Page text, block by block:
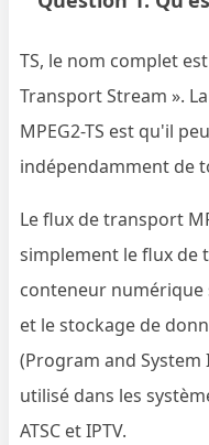
TS, le nom complet
Transport Stream ».
MPEG2-TS est qu'il
indépendamment de
Le flux de transport
simplement le flux de
conteneur
et le stockage de
(Program and
utilisé dans les
ATSC et IPTV.